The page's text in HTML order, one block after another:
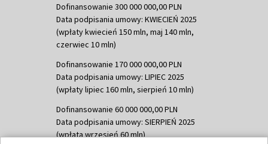
Dofinansowanie 300 000 000,00 PLN
Data podpisania umowy: KWIECIEŃ 2025
(wpłaty kwiecień 150 mln, maj 140 mln,
czerwiec 10 mln)
Dofinansowanie 170 000 000,00 PLN
Data podpisania umowy: LIPIEC 2025
(wpłaty lipiec 160 mln, sierpień 10 mln)
Dofinansowanie 60 000 000,00 PLN
Data podpisania umowy: SIERPIEŃ 2025
(wpłata wrzesień 60 mln)